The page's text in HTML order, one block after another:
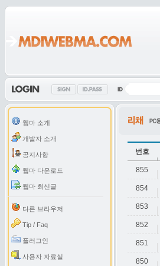
웹마 소개
개발자 소개
공지사항
웹마 다운로드
웹마 최신글
다른 브라우저
Tip / Faq
플러그인
사용자 자료실
번호
855
854
853
852
851
850